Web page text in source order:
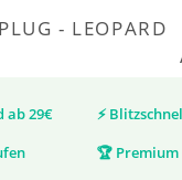
- LEOPARD
ab 29€ ⚡
🏆